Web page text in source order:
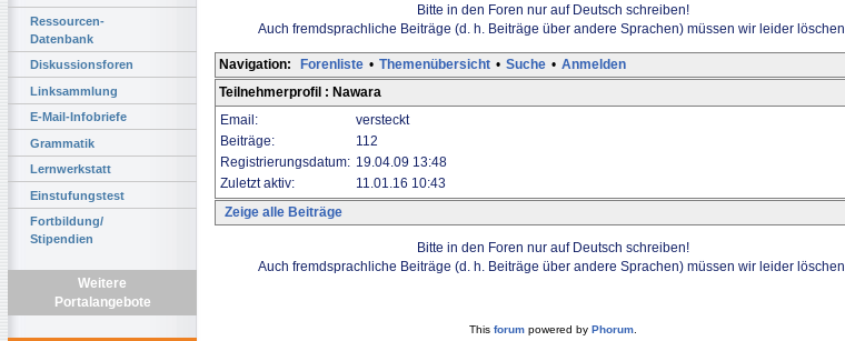
Ressourcen-
Datenbank
Diskussionsforen
Linksammlung
E-Mail-Infobriefe
Grammatik
Lernwerkstatt
Einstufungstest
Fortbildung/
Stipendien
Weitere
Portalangebote
Bitte in den Foren nur auf Deutsch schreiben!
Auch fremdsprachliche Beiträge (d. h. Beiträge über andere Sprachen) müssen wir leider löschen.
Navigation: Forenliste • Themenübersicht • Suche • Anmelden
Teilnehmerprofil : Nawara
Email:
versteckt
Beiträge:
112
Registrierungsdatum: 19.04.09 13:48
Zuletzt aktiv:
11.01.16 10:43
Zeige alle Beiträge
Bitte in den Foren nur auf Deutsch schreiben!
Auch fremdsprachliche Beiträge (d. h. Beiträge über andere Sprachen) müssen wir leider löschen.
This forumpowered by Phorum.